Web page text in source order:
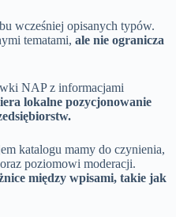
wcześniej opisanych typów.
tematami, ale nie ogranicza
NAP z informacjami
lokalne pozycjonowanie
katalogu mamy do czynienia,
poziomowi moderacji.
między wpisami, takie jak